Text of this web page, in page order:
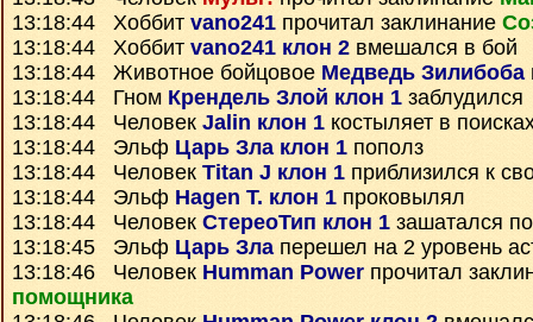
13:18:44 Хоббит vano241 прочитал заклинание
13:18:44 Хоббит vano241 клон 2 вмешался в бой
13:18:44 Животное бойцовое Медведь Зилибоба
13:18:44 Гном Крендель Злой клон 1 заблудился
13:18:44 Человек Jalin клон 1 костыляет в
13:18:44 Эльф Царь Зла клон 1 пополз
13:18:44 Человек Titan J клон 1 приблизился к
13:18:44 Эльф Hagen T. клон 1 проковылял
13:18:44 Человек СтереоТип клон 1 зашатался
13:18:45 Эльф Царь Злаперешел на 2 уровень
13:18:46 Человек Humman Power прочитал
помощника